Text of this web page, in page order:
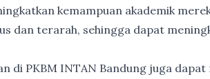
kemampuan akademik
dan terarah, sehingga dapat
di PKBM INTAN Bandung juga dapat